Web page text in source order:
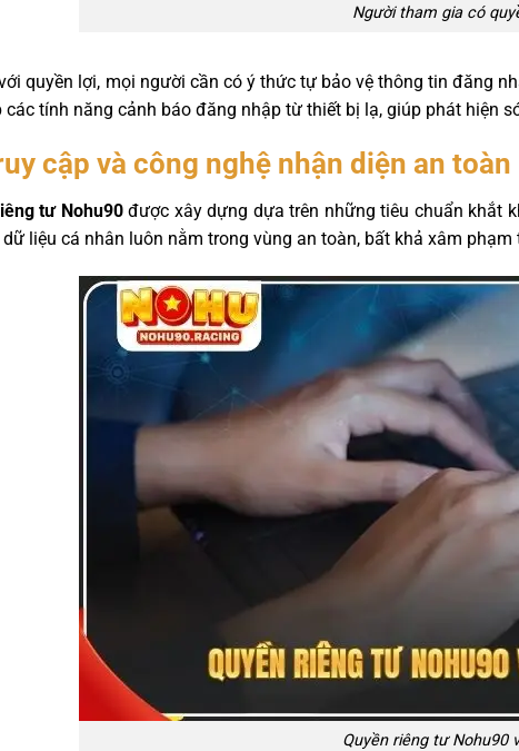
Người tham gia có
quyền lợi, mọi người cần có ý thức tự bảo vệ thông tin đăng
tính năng cảnh báo đăng nhập từ thiết bị lạ, giúp phát hiện
cập và công nghệ nhận diện an toàn
tư Nohu90được xây dựng dựa trên những tiêu chuẩn khắt
liệu cá nhân luôn nằm trong vùng an toàn, bất khả xâm
Quyền riêng tư Nohu90